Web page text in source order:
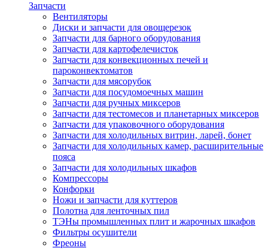
Запчасти
Вентиляторы
Диски и запчасти для овощерезок
Запчасти для барного оборудования
Запчасти для картофелечисток
Запчасти для конвекционных печей и
пароконвектоматов
Запчасти для мясорубок
Запчасти для посудомоечных машин
Запчасти для ручных миксеров
Запчасти для тестомесов и планетарных миксеров
Запчасти для упаковочного оборудования
Запчасти для холодильных витрин, ларей, бонет
Запчасти для холодильных камер, расширительные
пояса
Запчасти для холодильных шкафов
Компрессоры
Конфорки
Ножи и запчасти для куттеров
Полотна для ленточных пил
ТЭНы промышленных плит и жарочных шкафов
Фильтры осушители
Фреоны